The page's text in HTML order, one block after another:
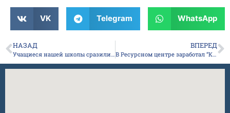
VK Telegram WhatsApp
НАЗАД ВПЕРЕД
В Ресурсном центре заработал “Клуб родителей”!